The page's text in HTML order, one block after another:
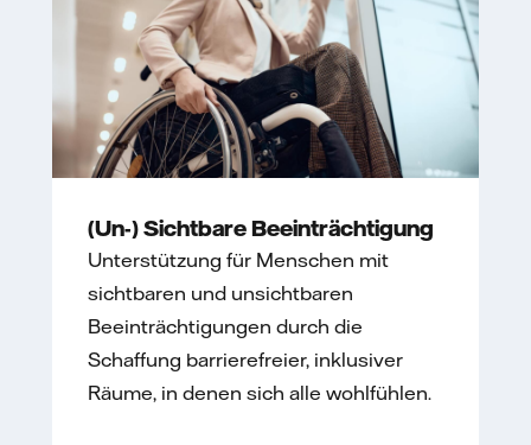
(Un-) Sichtbare Beeinträchtigung
Unterstützung für Menschen mit
sichtbaren und unsichtbaren
Beeinträchtigungen durch die
Schaffung barrierefreier, inklusiver
Räume, in denen sich alle wohlfühlen.